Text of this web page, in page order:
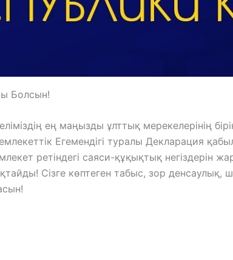
Болсын!
еліміздің ең маңызды ұлттық мерекелерінің
Егемендігі туралы Декларация
ретіндегі саяси-құқықтық
Сізге көптеген табыс, зор денсаулық,